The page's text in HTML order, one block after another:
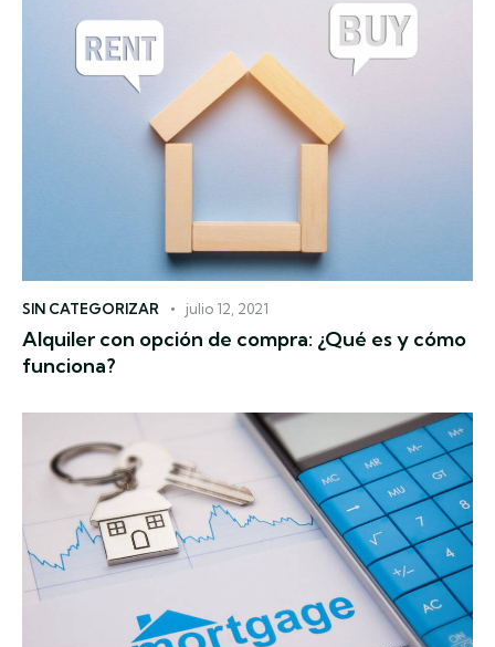
SIN CATEGORIZAR julio 12, 2021
Alquiler con opción de compra: ¿Qué es y cómo
funciona?